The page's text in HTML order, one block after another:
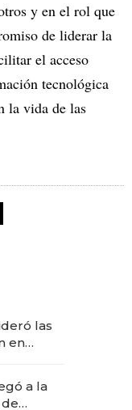
y en el rol que
de liderar la
el acceso
tecnológica
la vida de las
las
en
a la